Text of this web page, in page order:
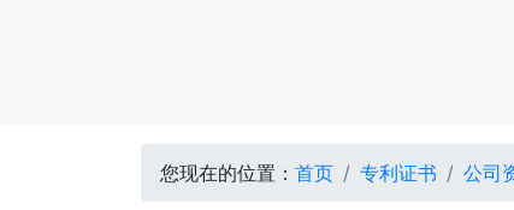
您现在的位置： 首页 专利证书 公司